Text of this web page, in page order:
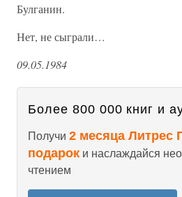
Булганин.
Нет, не сыграли…
09.05.1984
Более 800 000 книг и
Получи 2 месяца Литрес
подарок и наслаждайся
чтением